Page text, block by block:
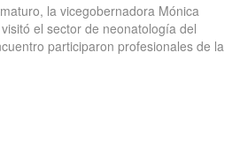
la vicegobernadora Mónica
el sector de neonatología del
participaron profesionales de la